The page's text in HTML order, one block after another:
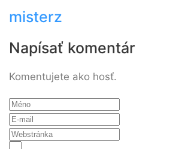
misterz
Napísať komentár
Komentujete ako hosť.